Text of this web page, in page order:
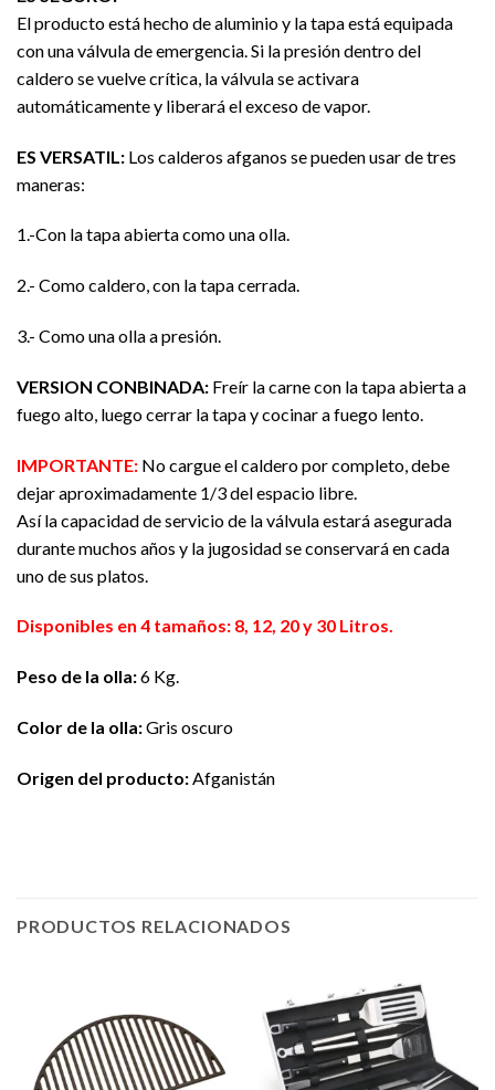
El producto está hecho de aluminio y la tapa está equipada
con una válvula de emergencia. Si la presión dentro del
caldero se vuelve crítica, la válvula se activara
automáticamente y liberará el exceso de vapor.
ES VERSATIL : Los calderos afganos se pueden usar de tres
maneras:
1.-Con la tapa abierta como una olla.
2.- Como caldero, con la tapa cerrada.
3.- Como una olla a presión.
VERSION CONBINADA: Freír la carne con la tapa abierta a
fuego alto, luego cerrar la tapa y cocinar a fuego lento.
IMPORTANTE: No cargue el caldero por completo, debe
dejar aproximadamente 1/3 del espacio libre.
Así la capacidad de servicio de la válvula estará asegurada
durante muchos años y la jugosidad se conservará en cada
uno de sus platos.
Disponibles en 4 tamaños: 8, 12, 20 y 30 Litros.
Peso de la olla:6 Kg.
Color de la olla:Gris oscuro
Origen del producto:Afganistán
PRODUCTOS RELACIONADOS